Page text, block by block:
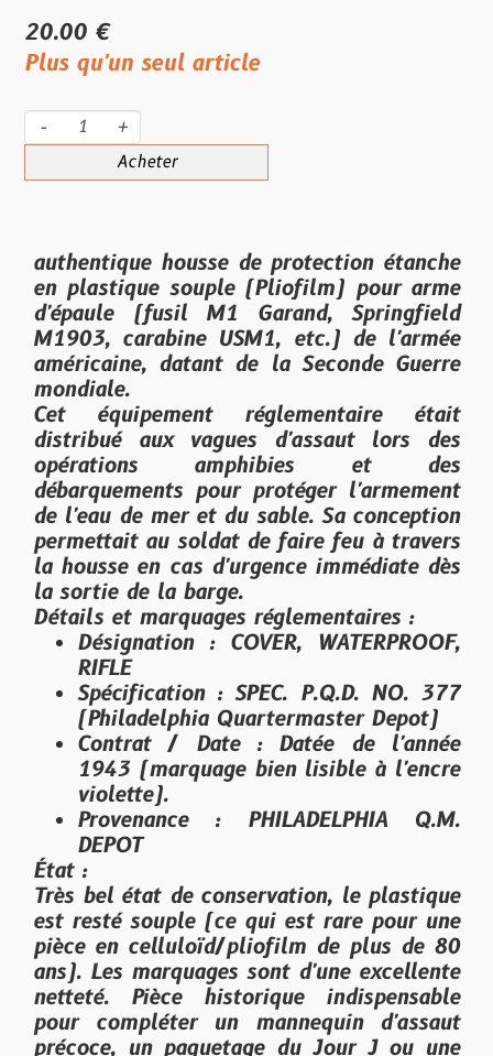
20.00 €
Plus qu'un seul article
- +
Acheter
authentique housse de protection étanche
en plastique souple (Pliofilm) pour arme
d'épaule (fusil M1 Garand, Springfield
M1903, carabine USM1, etc.) de l'armée
américaine, datant de la Seconde Guerre
mondiale.
Cet équipement réglementaire était
distribué aux vagues d'assaut lors des
opérations amphibies et des
débarquements pour protéger l'armement
de l'eau de mer et du sable. Sa conception
permettait au soldat de faire feu à travers
la housse en cas d'urgence immédiate dès
la sortie de la barge.
Détails et marquages réglementaires :
Désignation :COVER, WATERPROOF,
RIFLE
Spécification :SPEC. P.Q.D. NO. 377
(Philadelphia Quartermaster Depot)
Contrat / Date :Datée de l'année
1943 (marquage bien lisible à l'encre
violette).
Provenance :PHILADELPHIA Q.M.
DEPOT
État :
Très bel état de conservation, le plastique
est resté souple (ce qui est rare pour une
pièce en celluloïd/pliofilm de plus de 80
ans). Les marquages sont d'une excellente
netteté. Pièce historique indispensable
pour compléter un mannequin d'assaut
précoce, un paquetage du Jour J ou une